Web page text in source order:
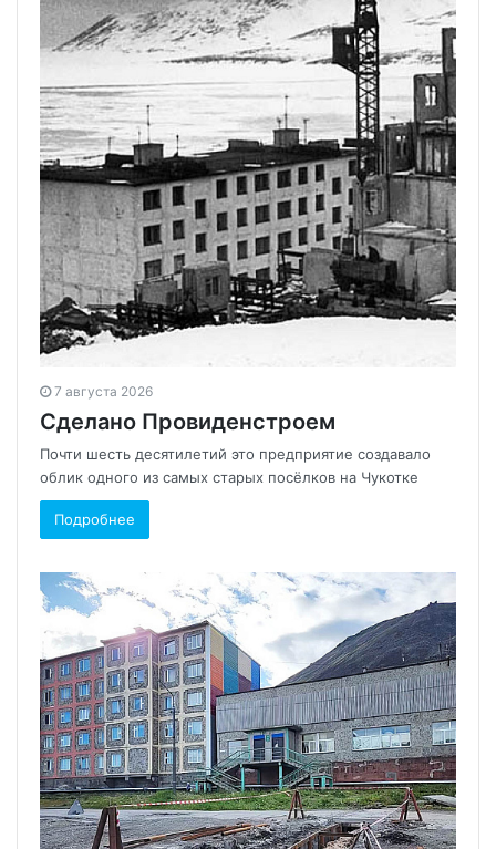
7 августа 2026
Сделано Провиденстроем
Почти шесть десятилетий это предприятие создавало
облик одного из самых старых посёлков на Чукотке
Подробнее